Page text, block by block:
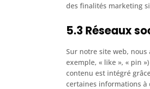
des finalités marketing
5.3 Réseaux
Sur notre site web,
exemple, « like », « pin
contenu est intégré
certaines informations